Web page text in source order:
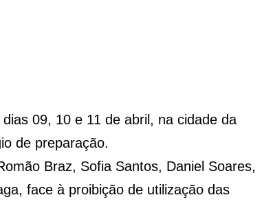
09, 10 e 11 de abril, na cidade da
de preparação.
Braz, Sofia Santos, Daniel Soares,
face à proibição de utilização das